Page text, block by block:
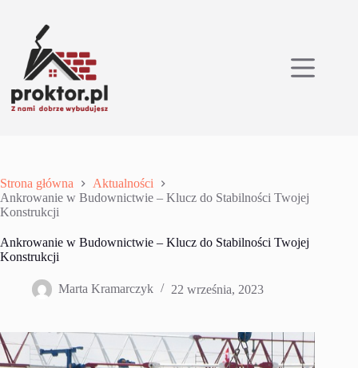
Strona główna
Aktualności
Ankrowanie w Budownictwie – Klucz do Stabilności Twojej
Konstrukcji
Ankrowanie w Budownictwie – Klucz do Stabilności Twojej
Konstrukcji
Marta Kramarczyk 22 września, 2023